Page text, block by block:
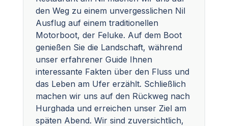
den Weg zu einem unvergesslichen Nil
Ausflug auf einem traditionellen
Motorboot, der Feluke. Auf dem Boot
genießen Sie die Landschaft, während
unser erfahrener Guide Ihnen
interessante Fakten über den Fluss und
das Leben am Ufer erzählt. Schließlich
machen wir uns auf den Rückweg nach
Hurghada und erreichen unser Ziel am
späten Abend. Wir sind zuversichtlich,